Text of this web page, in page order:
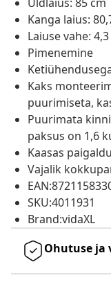
Kanga laius:
Laiuse vahe:
Pimenemine
Kaks
puurimiseta,
Puurimata
paksus on 1,6
Kaasas
Vajalik
SKU:4011931
Brand:vidaXL
Ohutuse ja